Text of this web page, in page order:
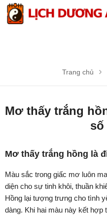
Trang chủ
Mơ thấy trắng
số
Mơ thấy trắng hồng là
Màu sắc trong giấc mơ luôn
diện cho sự tinh khôi, thuần
Hồng lại tượng trưng cho tình
dàng. Khi hai màu này kết